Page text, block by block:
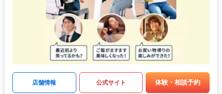
店舗情報 公式サイト 体験・相談予約